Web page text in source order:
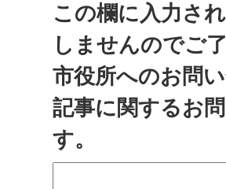
この欄に入力さ
しませんのでご
市役所へのお問
記事に関するお
す。